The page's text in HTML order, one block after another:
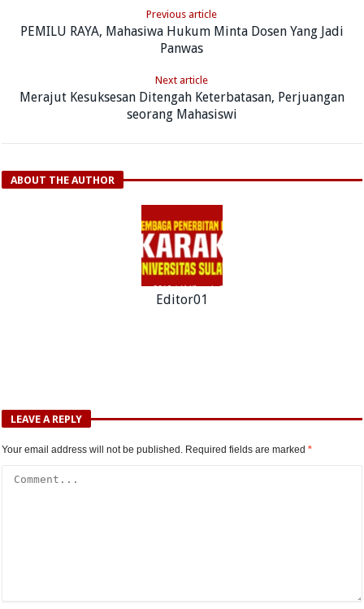
Previous article
PEMILU RAYA, Mahasiwa Hukum Minta Dosen Yang Jadi
Panwas
Next article
Merajut Kesuksesan Ditengah Keterbatasan, Perjuangan
seorang Mahasiswi
ABOUT THE AUTHOR
Editor01
LEAVE A REPLY
Your email address will not be published. Required fields are marked*